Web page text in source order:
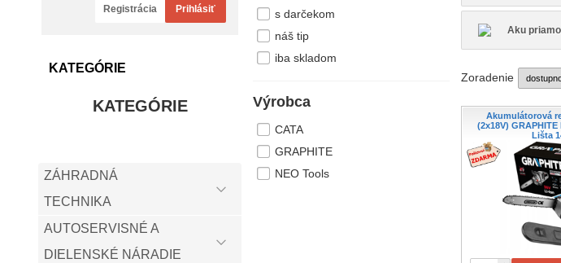
Registrácia Prihlásiť
KATEGÓRIE
KATEGÓRIE
ZÁHRADNÁ
TECHNIKA
AUTOSERVISNÉ A
DIELENSKÉ NÁRADIE
s darčekom
náš tip
iba skladom
Výrobca
CATA
GRAPHITE
NEO Tools
Aku
Zoradenie
Akumulátorová
(2x18V)
Lišta